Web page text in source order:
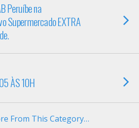
Peruíbe na
Supermercado EXTRA
ÀS 10H
From This Category…